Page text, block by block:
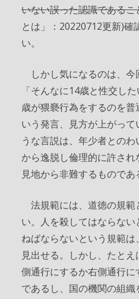
いない誤った認識であるこ
とは」：20220712更新)確
い。
しかし気になるのは、今
「そんなに14歳と性交し
歳が猥褻行為をするのを
いう発言、見方が上がっ
うな言説は、年少者との
から逸脱し倫理的に許さ
見地から非難するものであ
法規範には、道徳の規範
い。人を殺してはならな
ねばならないという規範
見出せる。しかし、たと
側通行にするか右側通行
であるし、国の機関の組